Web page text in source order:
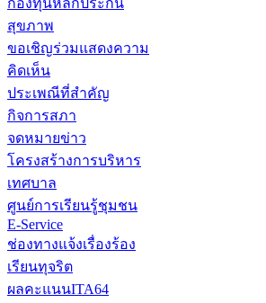
กองทุนหลักประกัน
สุขภาพ
ขอเชิญร่วมแสดงความ
คิดเห็น
ประเพณีที่สำคัญ
กิจการสภา
จดหมายข่าว
โครงสร้างการบริหาร
เทศบาล
ศูนย์การเรียนรู้ชุมชน
E-Service
ช่องทางแจ้งเรื่องร้อง
เรียนทุจริต
ผลคะแนนITA64